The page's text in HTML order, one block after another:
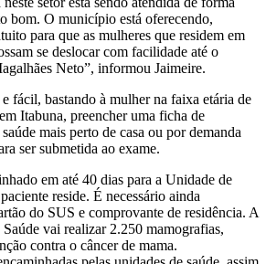
bom. O município está oferecendo,
para que as mulheres que residem em
se deslocar com facilidade até o
Neto”, informou Jaimeire.
fácil, bastando à mulher na faixa etária de
Itabuna, preencher uma ficha de
mais perto de casa ou por demanda
ser submetida ao exame.
em até 40 dias para a Unidade de
reside. É necessário ainda
do SUS e comprovante de residência. A
vai realizar 2.250 mamografias,
contra o câncer de mama.